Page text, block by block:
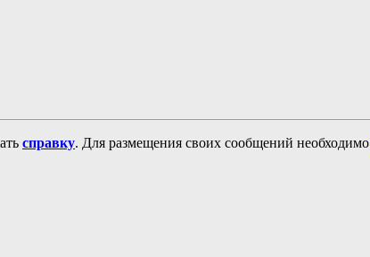
справку. Для размещения своих сообщений необходимо